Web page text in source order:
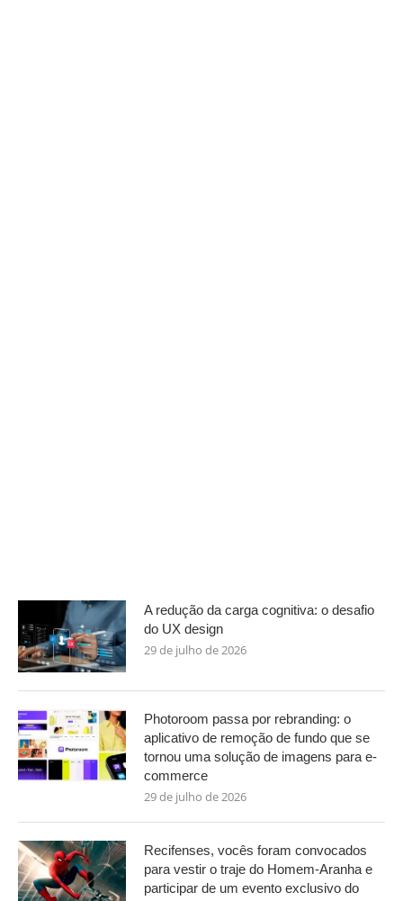
A redução da carga cognitiva: o desafio
do UX design
29 de julho de 2026
Photoroom passa por rebranding: o
aplicativo de remoção de fundo que se
tornou uma solução de imagens para e-
commerce
29 de julho de 2026
Recifenses, vocês foram convocados
para vestir o traje do Homem-Aranha e
participar de um evento exclusivo do